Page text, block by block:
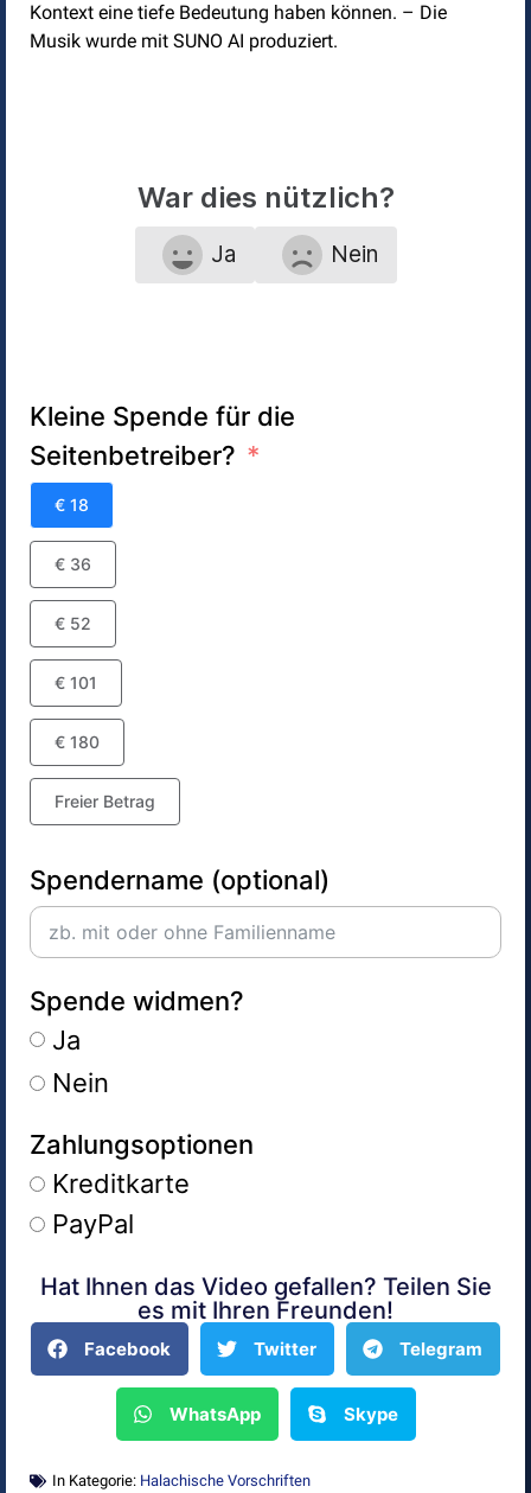
Kontext eine tiefe Bedeutung haben können. – Die
Musik wurde mit SUNO AI produziert.
War dies nützlich?
Ja Nein
Kleine Spende für die
Seitenbetreiber?
€ 18
€ 36
€ 52
€ 101
€ 180
Freier Betrag
Spendername (optional)
Spende widmen?
Ja
Nein
Zahlungsoptionen
Kreditkarte
PayPal
Alternative:
Hat Ihnen das Video gefallen? Teilen Sie
es mit Ihren Freunden!
Facebook Twitter Telegram
WhatsApp Skype
In Kategorie: Halachische Vorschriften